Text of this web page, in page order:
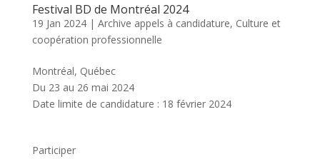
Festival BD de Montréal 2024
19 Jan 2024| Archive appels à candidature, Culture et
coopération professionnelle
Montréal, Québec
Du 23 au 26 mai 2024
Date limite de candidature : 18 février 2024
Participer